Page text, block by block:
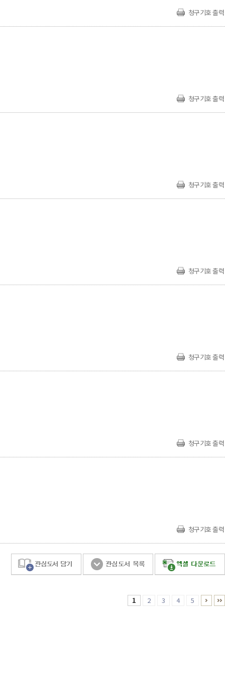
청구기호 출력
청구기호 출력
청구기호 출력
청구기호 출력
청구기호 출력
청구기호 출력
청구기호 출력
1 2 3 4 5